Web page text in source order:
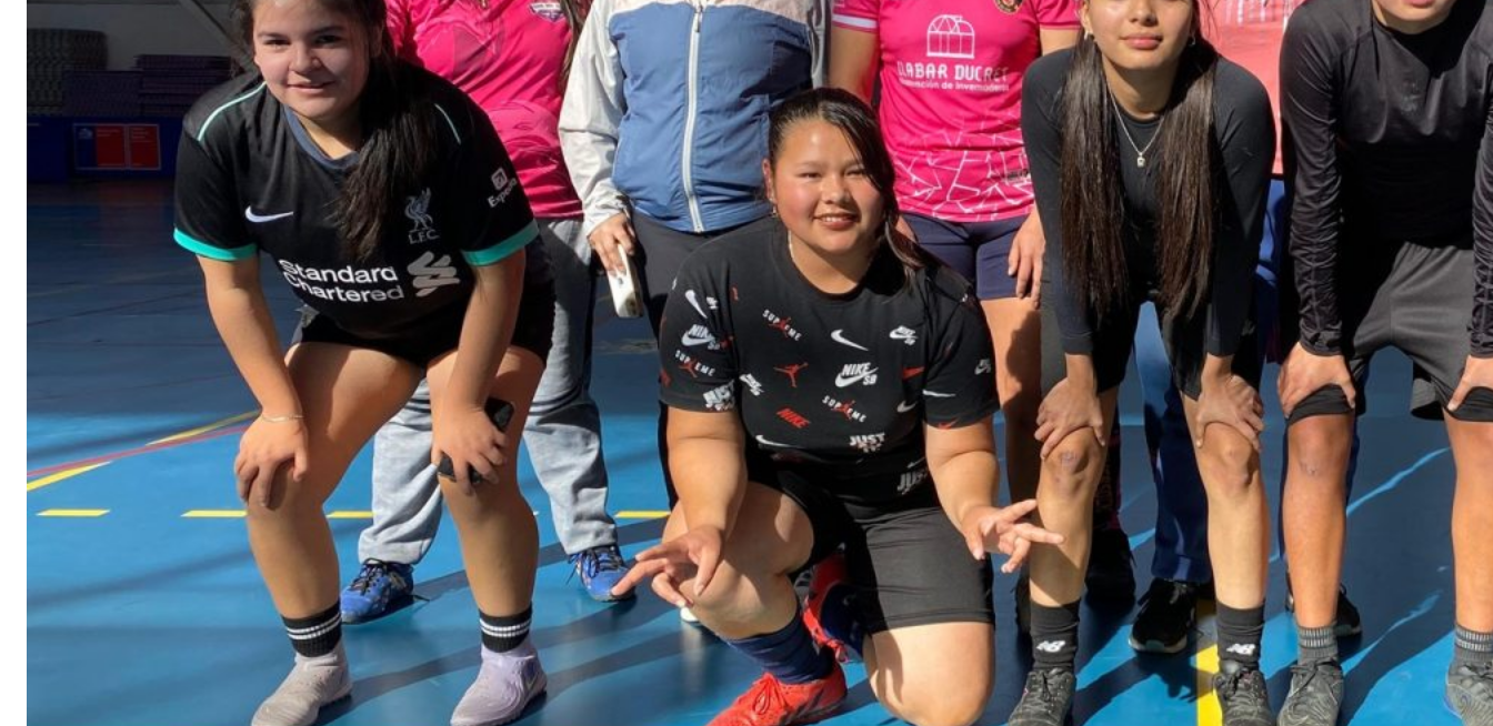
Microcentro Rural Copayapu y Oasis de
Luz fortaleció el trabajo colaborativo
docente
Directora del Liceo Bicentenario de
Música representará a Atacama en la
etapa final del Premio LED 2026
Estudiantes del Liceo Bicentenario
Manuel Magalhaes Medling visitaron
instalaciones del Instituto de Astronomía
de la UDA